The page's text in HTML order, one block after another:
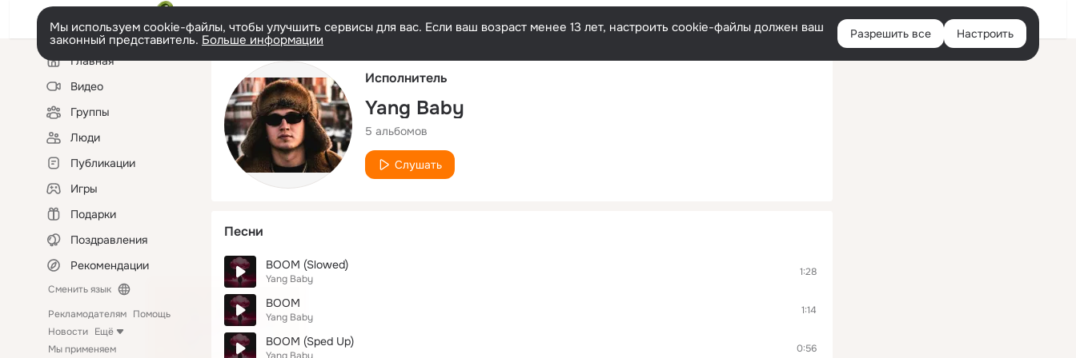
Русский Войти
Мы используем cookie-файлы, чтобы улучшить сервисы для вас. Если ваш возраст менее 13 лет, настроить cookie-файлы должен ваш
законный представитель. Больше информации Разрешить все Настроить
Левая
колонкаГлавная
Видео
Группы
Люди
Публикации
Игры
Подарки
Поздравления
Рекомендации
Сменить язык
Рекламодателям Помощь
Новости Ещё
Мы применяем
Исполнитель
Yang Baby
5 альбомов
Слушать
Песни
BOOM (Slowed)
Yang Baby
1:28
BOOM
Yang Baby
1:14
BOOM (Sped Up) 0:56